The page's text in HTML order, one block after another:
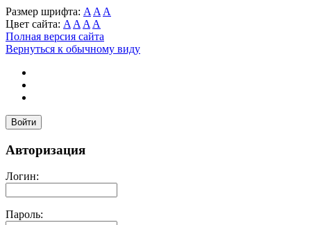
Размер шрифта: A A A
Цвет сайта: A A A A
Полная версия сайта
Вернуться к обычному виду
Войти
Авторизация
Логин:
Пароль: